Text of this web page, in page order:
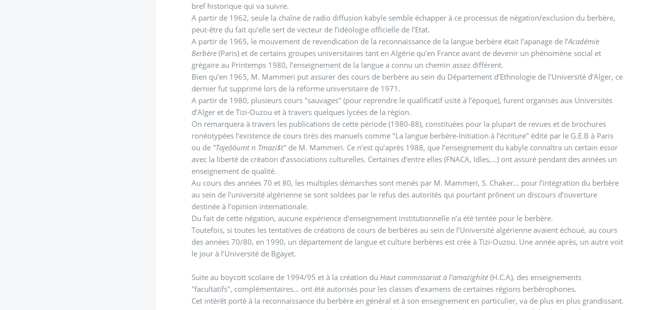
bref historique qui va suivre.
A partir de 1962, seule la chaîne de radio diffusion kabyle semble échapper à ce processus de négation/exclusion du berbère,
peut-être du fait qu’elle sert de vecteur de l’idéologie officielle de l’Etat.
A partir de 1965, le mouvement de revendication de la reconnaissance de la langue berbère était l’apanage de l’Académie
Berbère (Paris) et de certains groupes universitaires tant en Algérie qu’en France avant de devenir un phénomène social et
grégaire au Printemps 1980, l’enseignement de la langue a connu un chemin assez différent.
Bien qu’en 1965, M. Mammeri put assurer des cours de berbère au sein du Département d’Ethnologie de l’Université d’Alger, ce
dernier fut supprimé lors de la réforme universitaire de 1971.
A partir de 1980, plusieurs cours "sauvages" (pour reprendre le qualificatif usité à l’époque), furent organisés aux Universités
d’Alger et de Tizi-Ouzou et à travers quelques lycées de la région.
On remarquera à travers les publications de cette période (1980-88), constituées pour la plupart de revues et de brochures
ronéotypées l’existence de cours tirés des manuels comme "La langue berbère-Initiation à l’écriture" édité par le G.E.B à Paris
ou de "Tajeôôumt n Tmazi$t" de M. Mammeri. Ce n’est qu’après 1988, que l’enseignement du kabyle connaîtra un certain essor
avec la liberté de création d’associations culturelles. Certaines d’entre elles (FNACA, Idles,...) ont assuré pendant des années un
enseignement de qualité.
Au cours des années 70 et 80, les multiples démarches sont menés par M. Mammeri, S. Chaker... pour l’intégration du berbère
au sein de l’université algérienne se sont soldées par le refus des autorités qui pourtant prônent un discours d’ouverture
destinée à l’opinion internationale.
Du fait de cette négation, aucune expérience d’enseignement institutionnelle n’a été tentée pour le berbère.
Toutefois, si toutes les tentatives de créations de cours de berbères au sein de l’Université algérienne avaient échoué, au cours
des années 70/80, en 1990, un département de langue et culture berbères est crée à Tizi-Ouzou. Une année après, un autre voit
le jour à l’Université de Bgayet.
Suite au boycott scolaire de 1994/95 et à la création du Haut commissariat à l’amazighité (H.C.A), des enseignements
"facultatifs", complémentaires... ont été autorisés pour les classes d’examens de certaines régions berbérophones.
Cet intérêt porté à la reconnaissance du berbère en général et à son enseignement en particulier, va de plus en plus grandissant.